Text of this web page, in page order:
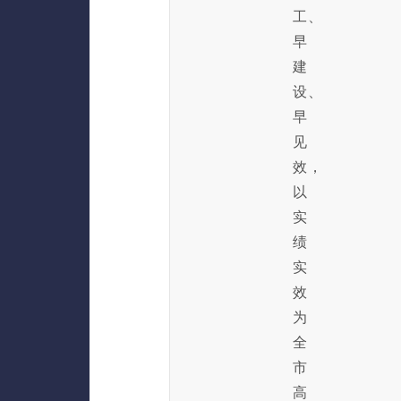
工、
早
建
设、
早
见
效，
以
实
绩
实
效
为
全
市
高